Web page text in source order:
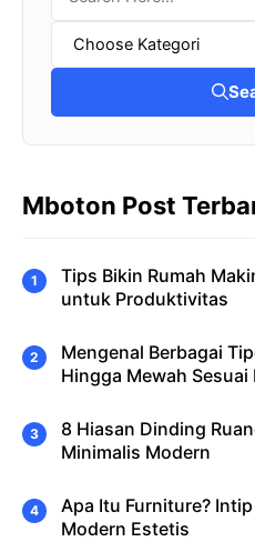
Mboton Post
Tips Bikin Rumah
untuk Produktivitas
Mengenal Berbagai
Hingga Mewah Sesuai
8 Hiasan Dinding
Minimalis Modern
Apa Itu Furniture?
Modern Estetis